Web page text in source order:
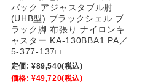
バック アジャスタブル肘
(UHB型) ブラックシェル ブ
ラック脚 布張り ナイロンキ
ャスター KA-130BBA1 PA／
5-377-137□
定価: ¥89,540(税込)
価格: ¥49,720(税込)